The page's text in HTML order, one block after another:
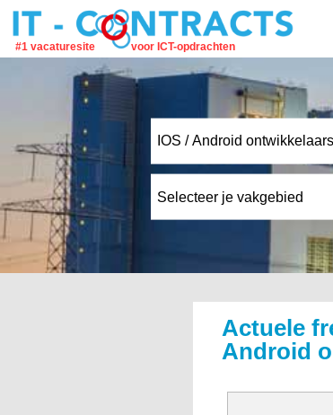
#1 vacaturesite voor ICT-opdrachten
Actuele
Android